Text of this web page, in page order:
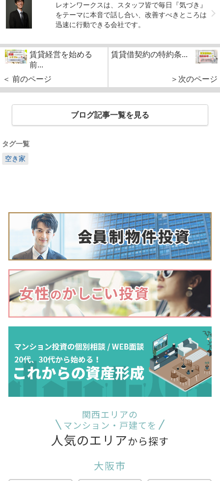
レオンワークスは、スタッフ皆で毎日『気づき』
をテーマに本音で話し合い、改善すべきところは
迅速に行動できる会社です。
賃貸経営を始める
前...
＜ 前のページ
賃貸借契約の特約条...
＞次のページ
ブログ記事一覧を見る
タグ一覧
空き家
関西エリアの
マンション・戸建てを
人気のエリアから探す
大阪市